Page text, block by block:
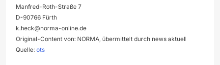
Manfred-Roth-Straße 7
D-90766 Fürth
k.heck@norma-online.de
Original-Content von: NORMA, übermittelt durch news aktuell
Quelle: ots